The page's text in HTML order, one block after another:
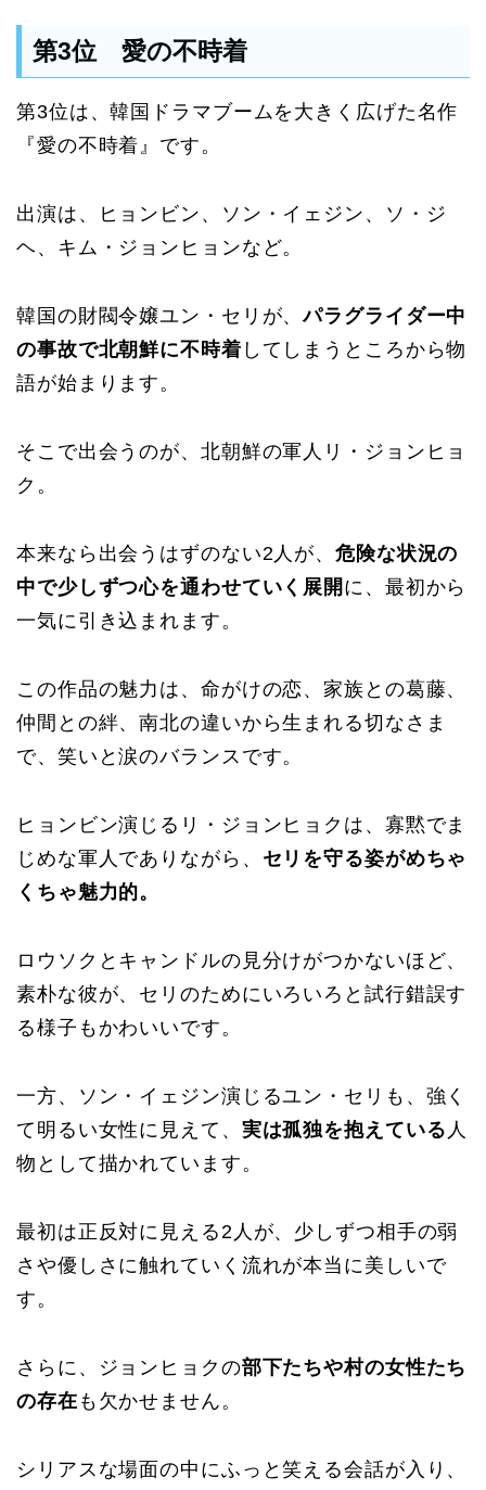
第3位 愛の不時着
第3位は、韓国ドラマブームを大きく広げた名作
『愛の不時着』です。
出演は、ヒョンビン、ソン・イェジン、ソ・ジ
ヘ、キム・ジョンヒョンなど。
韓国の財閥令嬢ユン・セリが、パラグライダー中
の事故で北朝鮮に不時着 してしまうところから物
語が始まります。
そこで出会うのが、北朝鮮の軍人リ・ジョンヒョ
ク。
本来なら出会うはずのない2人が、危険な状況の
中で少しずつ心を通わせていく展開 に、最初から
一気に引き込まれます。
この作品の魅力は、命がけの恋、家族との葛藤、
仲間との絆、南北の違いから生まれる切なさま
で、笑いと涙のバランスです。
ヒョンビン演じるリ・ジョンヒョクは、寡黙でま
じめな軍人でありながら、 セリを守る姿がめちゃ
くちゃ魅力的。
ロウソクとキャンドルの見分けがつかないほど、
素朴な彼が、セリのためにいろいろと試行錯誤す
る様子もかわいいです。
一方、ソン・イェジン演じるユン・セリも、強く
て明るい女性に見えて、 実は孤独を抱えている 人
物として描かれています。
最初は正反対に見える2人が、少しずつ相手の弱
さや優しさに触れていく流れが本当に美しいで
す。
さらに、ジョンヒョクの部下たちや村の女性たち
の存在 も欠かせません。
シリアスな場面の中にふっと笑える会話が入り、